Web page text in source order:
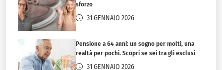
sforzo
31 GENNAIO 2026
Pensione a 64 anni: un sogno per molti, una
realtà per pochi. Scopri se sei tra gli esclusi
31 GENNAIO 2026